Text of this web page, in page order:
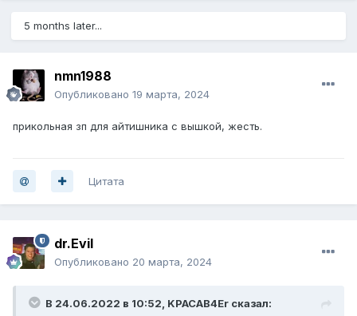
5 months later...
nmn1988
Опубликовано 19 марта, 2024
прикольная зп для айтишника с вышкой, жесть.
Цитата
dr.Evil
Опубликовано 20 марта, 2024
В 24.06.2022 в 10:52, KPACAB4Er сказал: